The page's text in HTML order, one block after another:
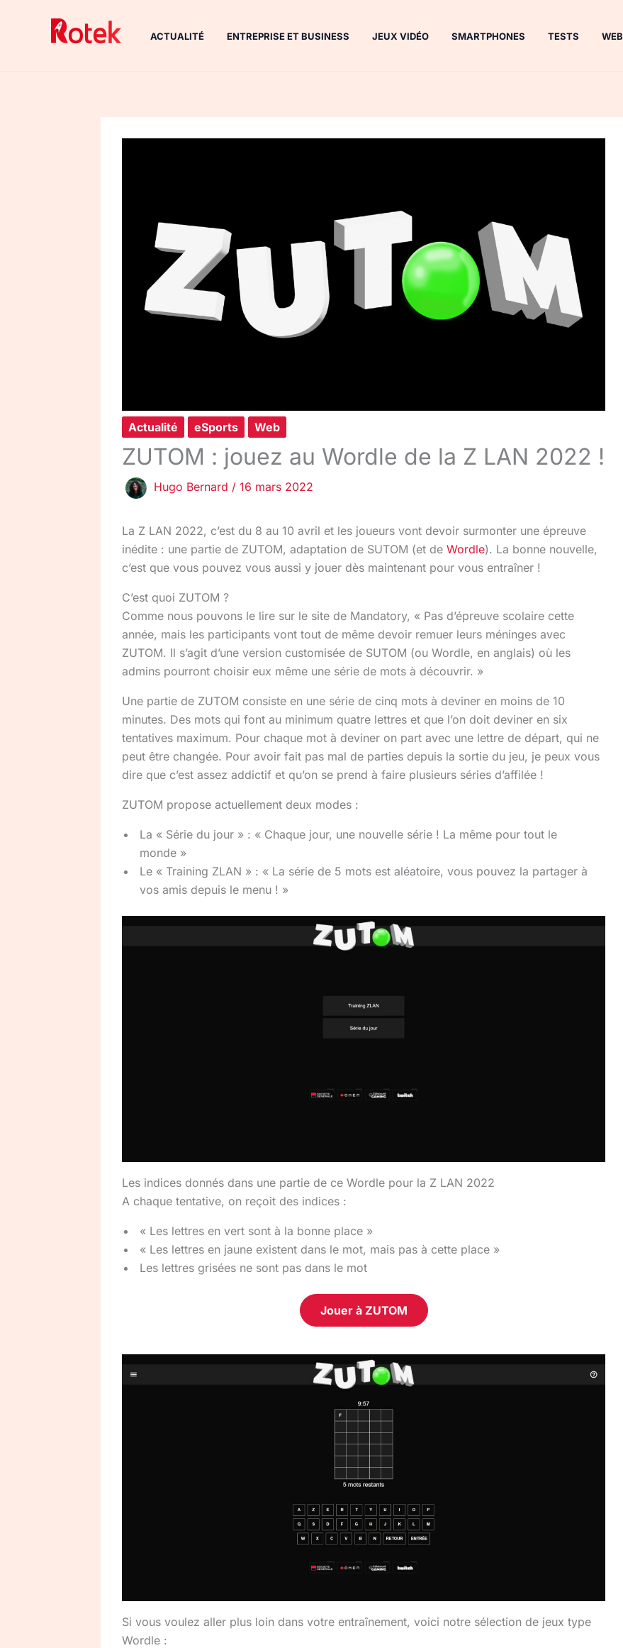
ACTUALITÉ ENTREPRISE ET BUSINESS JEUX VIDÉO SMARTPHONES TESTS WEB
Actualité eSports Web
ZUTOM : jouez au Wordle de la Z LAN 2022 !
Hugo Bernard / 16 mars 2022
La Z LAN 2022, c’est du 8 au 10 avril et les joueurs vont devoir surmonter une épreuve
inédite : une partie de ZUTOM, adaptation de SUTOM (et de Wordle). La bonne nouvelle,
c’est que vous pouvez vous aussi y jouer dès maintenant pour vous entraîner !
C’est quoi ZUTOM ?
Comme nous pouvons le lire sur le site de Mandatory, « Pas d’épreuve scolaire cette
année, mais les participants vont tout de même devoir remuer leurs méninges avec
ZUTOM. Il s’agit d’une version customisée de SUTOM (ou Wordle, en anglais) où les
admins pourront choisir eux même une série de mots à découvrir. »
Une partie de ZUTOM consiste en une série de cinq mots à deviner en moins de 10
minutes. Des mots qui font au minimum quatre lettres et que l’on doit deviner en six
tentatives maximum. Pour chaque mot à deviner on part avec une lettre de départ, qui ne
peut être changée. Pour avoir fait pas mal de parties depuis la sortie du jeu, je peux vous
dire que c’est assez addictif et qu’on se prend à faire plusieurs séries d’affilée !
ZUTOM propose actuellement deux modes :
La « Série du jour » : « Chaque jour, une nouvelle série ! La même pour tout le
monde »
Le « Training ZLAN » : « La série de 5 mots est aléatoire, vous pouvez la partager à
vos amis depuis le menu ! »
Les indices donnés dans une partie de ce Wordle pour la Z LAN 2022
A chaque tentative, on reçoit des indices :
« Les lettres en vert sont à la bonne place »
« Les lettres en jaune existent dans le mot, mais pas à cette place »
Les lettres grisées ne sont pas dans le mot
Jouer à ZUTOM
Si vous voulez aller plus loin dans votre entraînement, voici notre sélection de jeux type
Wordle :